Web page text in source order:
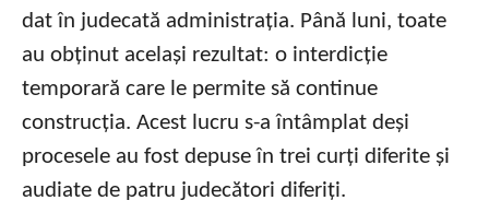
dat în judecată administrația. Până luni, toate
au obținut același rezultat: o interdicție
temporară care le permite să continue
construcția. Acest lucru s-a întâmplat deși
procesele au fost depuse în trei curți diferite și
audiate de patru judecători diferiți.